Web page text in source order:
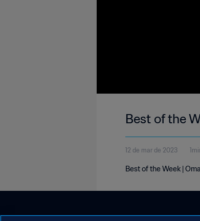
Best of the
12 de mar de 2023
Best of the Week |